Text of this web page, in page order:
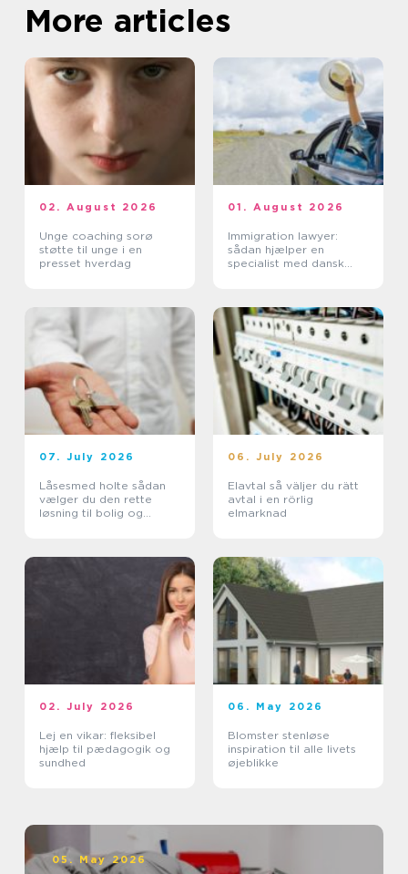
More articles
02. August 2026
Unge coaching sorø
støtte til unge i en
presset hverdag
01. August 2026
Immigration lawyer:
sådan hjælper en
specialist med dansk
07. July 2026
Låsesmed holte sådan
vælger du den rette
løsning til bolig og
06. July 2026
Elavtal så väljer du rätt
avtal i en rörlig
elmarknad
02. July 2026
Lej en vikar: fleksibel
hjælp til pædagogik og
sundhed
06. May 2026
Blomster stenløse
inspiration til alle livets
øjeblikke
05. May 2026